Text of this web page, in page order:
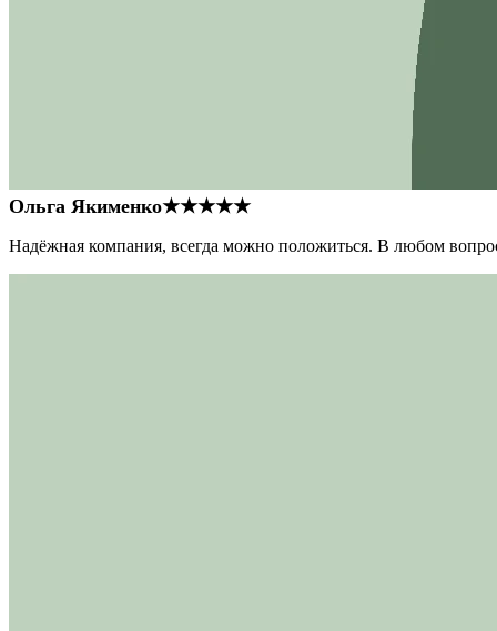
Ольга Якименко★★★★★
Надёжная компания, всегда можно положиться. В любом